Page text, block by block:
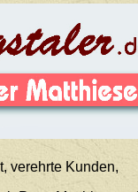
verehrte Kunden,